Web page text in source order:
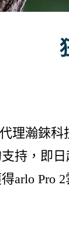
理瀚錸科
持，即
arlo Pro